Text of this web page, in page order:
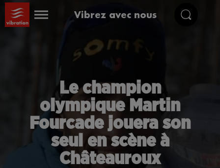
Vibrez avec nous
Le champion
olympique Martin
Fourcade jouera son
seul en scène à
Châteauroux